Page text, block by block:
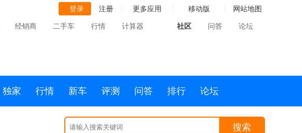
登录 注册 更多应用 移动版 网站地图
经销商 二手车 行情 计算器 社区 问答 论坛
独家 行情 新车 评测 问答 排行 论坛
搜索